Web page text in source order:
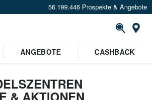
56.199.446 Prospekte & Angebote
Standort festlegen
ANGEBOTE CASHBACK
& AKTIONEN